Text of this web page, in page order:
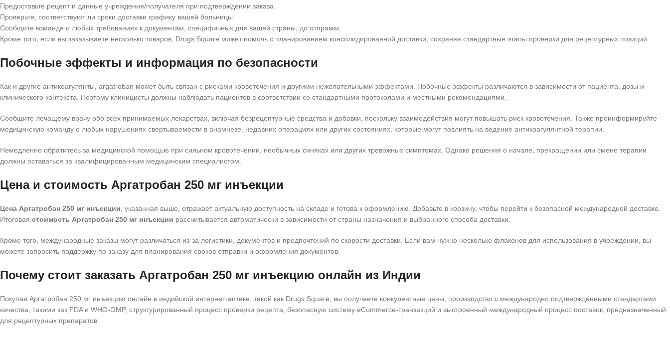
Предоставьте рецепт и данные учреждения/получателя при подтверждении заказа.
Проверьте, соответствуют ли сроки доставки графику вашей больницы.
Сообщите команде о любых требованиях к документам, специфичных для вашей страны, до отправки.
Кроме того, если вы заказываете несколько товаров, Drugs Square может помочь с планированием консолидированной доставки, сохраняя стандартные этапы проверки для рецептурных позиций.
Побочные эффекты и информация по безопасности
Как и другие антикоагулянты, argatroban может быть связан с рисками кровотечения и другими нежелательными эффектами. Побочные эффекты различаются в зависимости от пациента, дозы и
клинического контекста. Поэтому клиницисты должны наблюдать пациентов в соответствии со стандартными протоколами и местными рекомендациями.
Сообщите лечащему врачу обо всех принимаемых лекарствах, включая безрецептурные средства и добавки, поскольку взаимодействия могут повышать риск кровотечения. Также проинформируйте
медицинскую команду о любых нарушениях свертываемости в анамнезе, недавних операциях или других состояниях, которые могут повлиять на ведение антикоагулянтной терапии.
Немедленно обратитесь за медицинской помощью при сильном кровотечении, необычных синяках или других тревожных симптомах. Однако решения о начале, прекращении или смене терапии
должны оставаться за квалифицированным медицинским специалистом.
Цена и стоимость Аргатробан 250 мг инъекции
Цена Аргатробан 250 мг инъекции, указанная выше, отражает актуальную доступность на складе и готова к оформлению. Добавьте в корзину, чтобы перейти к безопасной международной доставке.
Итоговая стоимость Аргатробан 250 мг инъекции рассчитывается автоматически в зависимости от страны назначения и выбранного способа доставки.
Кроме того, международные заказы могут различаться из-за логистики, документов и предпочтений по скорости доставки. Если вам нужно несколько флаконов для использования в учреждении, вы
можете запросить поддержку по заказу для планирования сроков отправки и оформления документов.
Почему стоит заказать Аргатробан 250 мг инъекцию онлайн из Индии
Покупая Аргатробан 250 мг инъекцию онлайн в индийской интернет-аптеке, такой как Drugs Square, вы получаете конкурентные цены, производство с международно подтверждёнными стандартами
качества, такими как FDA и WHO-GMP, структурированный процесс проверки рецепта, безопасную систему eCommerce-транзакций и выстроенный международный процесс поставок, предназначенный
для рецептурных препаратов.